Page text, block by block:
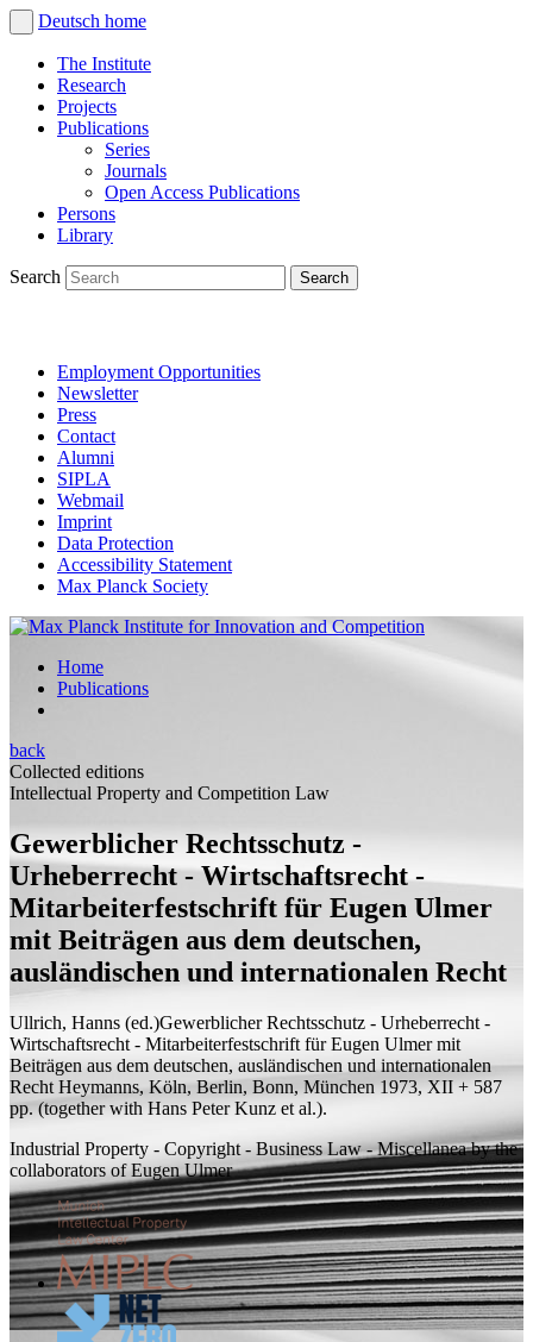
Deutsch home
The Institute
Research
Projects
Publications
Series
Journals
Open Access Publications
Persons
Library
Search
Employment Opportunities
Newsletter
Press
Contact
Alumni
SIPLA
Webmail
Imprint
Data Protection
Accessibility Statement
Max Planck Society
Home
Publications
back
Collected editions
Intellectual Property and Competition Law
Gewerblicher Rechtsschutz -
Urheberrecht - Wirtschaftsrecht -
Mitarbeiterfestschrift für Eugen Ulmer
mit Beiträgen aus dem deutschen,
ausländischen und internationalen Recht
Ullrich, Hanns (ed.)Gewerblicher Rechtsschutz - Urheberrecht -
Wirtschaftsrecht - Mitarbeiterfestschrift für Eugen Ulmer mit
Beiträgen aus dem deutschen, ausländischen und internationalen
Recht Heymanns, Köln, Berlin, Bonn, München 1973, XII + 587
pp. (together with Hans Peter Kunz et al.).
Industrial Property - Copyright - Business Law - Miscellanea by the
collaborators of Eugen Ulmer